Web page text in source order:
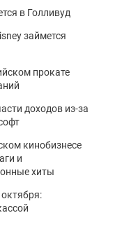
в Голливуд
займется
прокате
доходов из-за
кинобизнесе
и
хиты